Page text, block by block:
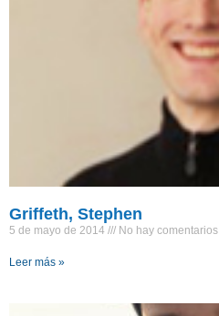
Griffeth, Stephen
5 de mayo de 2014 No hay comentarios
Leer más »